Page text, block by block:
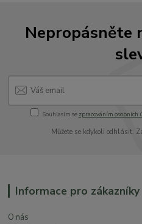
Nepropásněte
Souhlasím se zpracováním osobních
Můžete se kdykoli odhlásit.
Informace pro zákazníky
O nás